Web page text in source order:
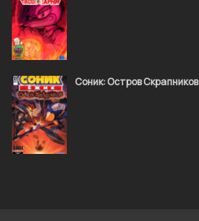
Соник: Остров Скрапников